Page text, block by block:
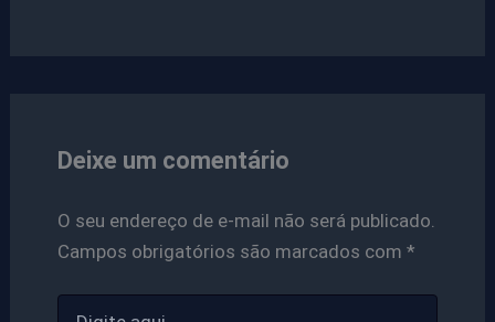
Deixe um comentário
O seu endereço de e-mail não será publicado.
Campos obrigatórios são marcados com *